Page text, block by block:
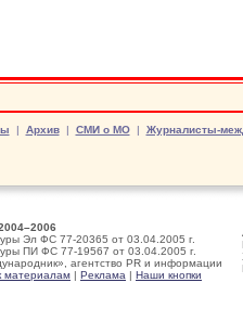
| Архив| СМИ о МО| Журналисты-
Эл ФС 77-20365 от 03.04.2005 г.
ПИ ФС 77-19567 от 03.04.2005 г.
агентство PR и информации
материалам | Реклама | Наши кнопки